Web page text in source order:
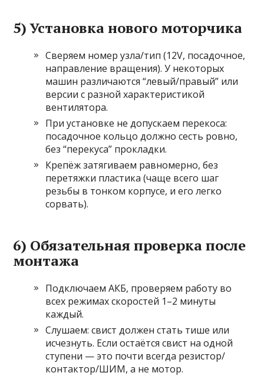
5) Установка нового моторчика
Сверяем номер узла/тип (12V, посадочное,
направление вращения). У некоторых
машин различаются “левый/правый” или
версии с разной характеристикой
вентилятора.
При установке не допускаем перекоса:
посадочное кольцо должно сесть ровно,
без “перекуса” прокладки.
Крепёж затягиваем равномерно, без
перетяжки пластика (чаще всего шаг
резьбы в тонком корпусе, и его легко
сорвать).
6) Обязательная проверка после
монтажа
Подключаем АКБ, проверяем работу во
всех режимах скоростей 1–2 минуты
каждый.
Слушаем: свист должен стать тише или
исчезнуть. Если остаётся свист на одной
ступени — это почти всегда резистор/
контактор/ШИМ, а не мотор.